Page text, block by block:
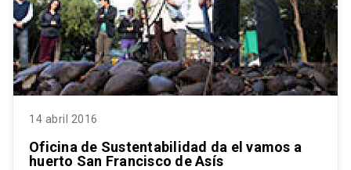
14 abril 2016
Oficina de Sustentabilidad da el vamos a
huerto San Francisco de Asís